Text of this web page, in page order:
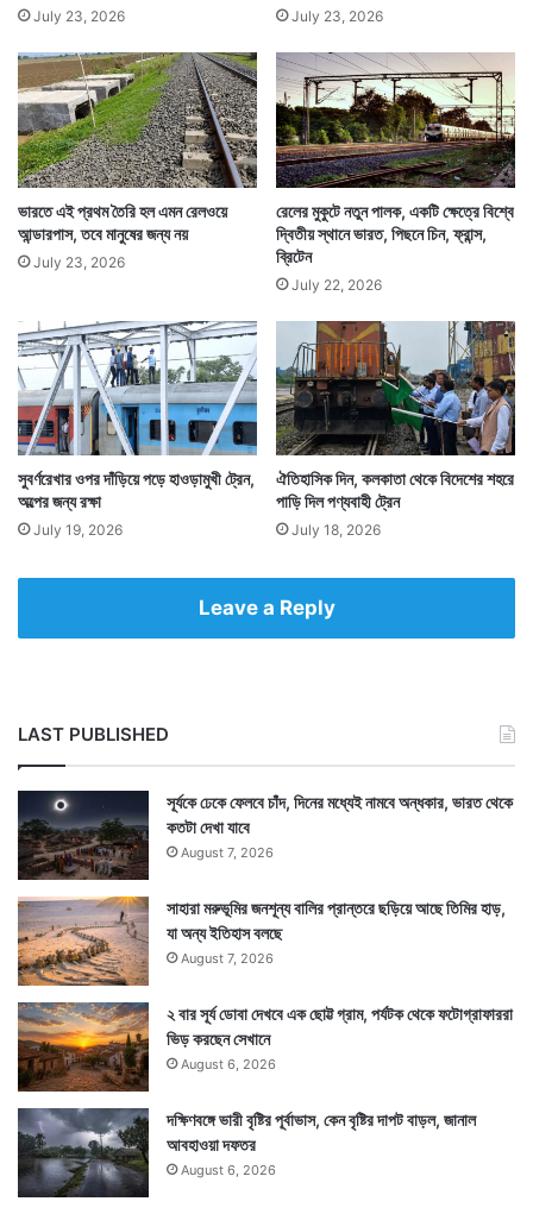
July 23, 2026 July 23, 2026
ভারতে এই প্রথম তৈরি হল এমন রেলওয়ে
আন্ডারপাস, তবে মানুষের জন্য নয়
July 23, 2026
রেলের মুকুটে নতুন পালক, একটি ক্ষেত্রে বিশ্বে
দ্বিতীয় স্থানে ভারত, পিছনে চিন, ফ্রান্স,
ব্রিটেন
July 22, 2026
সুবর্ণরেখার ওপর দাঁড়িয়ে পড়ে হাওড়ামুখী ট্রেন,
অল্পের জন্য রক্ষা
July 19, 2026
ঐতিহাসিক দিন, কলকাতা থেকে বিদেশের শহরে
পাড়ি দিল পণ্যবাহী ট্রেন
July 18, 2026
Leave a Reply
LAST PUBLISHED
সূর্যকে ঢেকে ফেলবে চাঁদ, দিনের মধ্যেই নামবে অন্ধকার, ভারত থেকে
কতটা দেখা যাবে
August 7, 2026
সাহারা মরুভূমির জনশূন্য বালির প্রান্তরে ছড়িয়ে আছে তিমির হাড়,
যা অন্য ইতিহাস বলছে
August 7, 2026
২ বার সূর্য ডোবা দেখবে এক ছোট্ট গ্রাম, পর্যটক থেকে ফটোগ্রাফাররা
ভিড় করছেন সেখানে
August 6, 2026
দক্ষিণবঙ্গে ভারী বৃষ্টির পূর্বাভাস, কেন বৃষ্টির দাপট বাড়ল, জানাল
আবহাওয়া দফতর
August 6, 2026